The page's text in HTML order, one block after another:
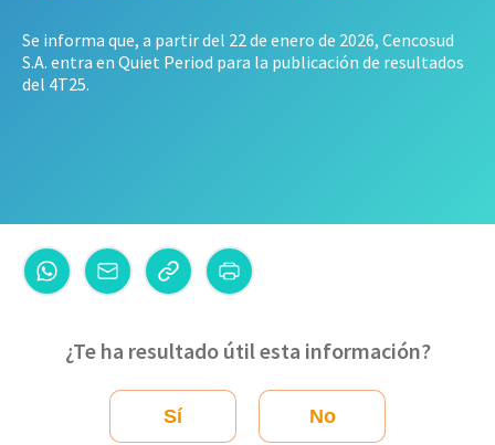
Se informa que, a partir del 22 de enero de 2026, Cencosud
S.A. entra en Quiet Period para la publicación de resultados
del 4T25.
¿Te ha resultado útil esta información?
Sí No